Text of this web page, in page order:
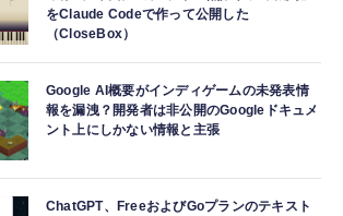
タブレット 10インチ Android 16 Gemini AI
128GB+26GB(6+20) 大画面 軽量
￥18,999
ック)
Apple Watch 45mm 44mm 一体型 バンド ケ
ース【Apple Watch SE3/9/8/7/SE2/SE/6/5/4
対応】 耐衝撃 PC TPU 二重構造 スポーツバ
ンド 落下 衝撃吸収 耐久性 傷防止 ラギッド・
アーマー・プロ 062CS25324 (ブラック)
￥2,999
寝ホン 睡眠用イヤホン 寝ながら 痛くない 超
軽量2.8g ASMR推薦 ワイヤレス
Bluetooth6.1 柔軟性高 安眠 仕事 ブルー
￥2,682
をClaude Codeで作って公開した
（CloseBox）
Google AI概要がインディゲームの未発表情
報を漏洩？開発者は非公開のGoogleドキュメ
ント上にしかない情報と主張
ChatGPT、FreeおよびGoプランのテキスト